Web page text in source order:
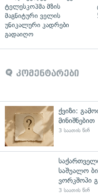
ტელესკოპმა მზის
მაგნიტური ველის
უნიკალური კადრები
გადაიღო
კომენტარები
ქვიზი:
მინიშნებით
3 საათის წინ
საშუალო
ვორკშოპი
3 საათის წინ